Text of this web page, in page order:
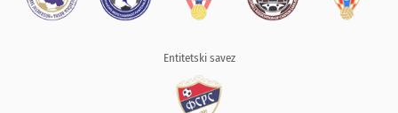
Entitetski savez